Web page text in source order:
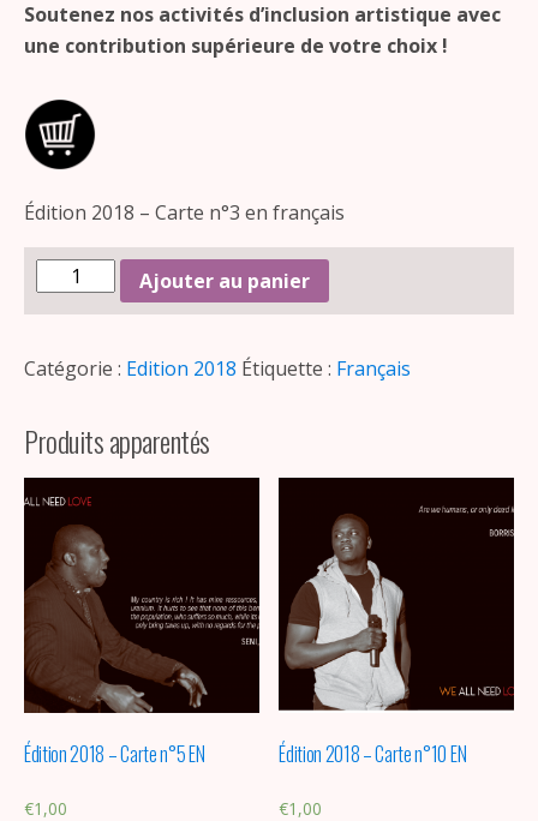
Soutenez nos activités d’inclusion artistique avec
une contribution supérieure de votre choix !
Édition 2018 – Carte n°3 en français
Ajouter au panier
Catégorie : Edition 2018 Étiquette : Français
Produits apparentés
Édition 2018 – Carte n°5 EN
€1,00
Édition 2018 – Carte n°10 EN
€1,00